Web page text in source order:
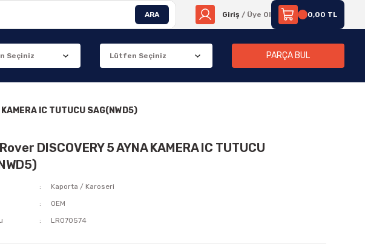
ARA Giriş / Üye Ol 0,00 TL
PARÇA BUL
IC TUTUCU SAG(NWD5)
DISCOVERY 5 AYNA KAMERA IC TUTUCU
Kaporta / Karoseri
OEM
LR070574